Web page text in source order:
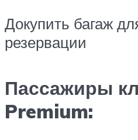
Докупить багаж
резервации
Пассажиры
Premium: